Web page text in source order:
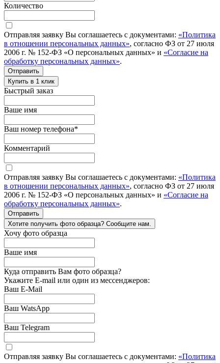
Количество
Отправляя заявку Вы соглашаетесь с документами: «Политика
в отношении персональных данных», согласно ФЗ от 27 июля
2006 г. № 152-ФЗ «О персональных данных» и «Согласие на
обработку персональных данных».
Отправить
Купить в 1 клик
Быстрый заказ
Ваше имя
Ваш номер телефона*
Комментарий
Отправляя заявку Вы соглашаетесь с документами: «Политика
в отношении персональных данных», согласно ФЗ от 27 июля
2006 г. № 152-ФЗ «О персональных данных» и «Согласие на
обработку персональных данных».
Отправить
Хотите получить фото образца? Сообщите нам.
Хочу фото образца
Ваше имя
Куда отправить Вам фото образца?
Укажите E-mail или один из мессенджеров:
Ваш E-Mail
Ваш WatsApp
Ваш Telegram
Отправляя заявку Вы соглашаетесь с документами: «Политика